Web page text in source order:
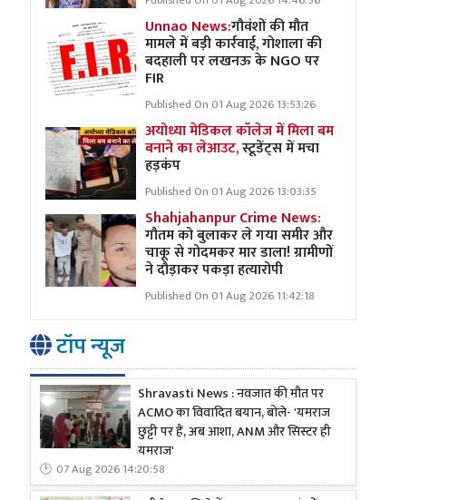
Unnao News:गौवंशों की मौत
मामले में बड़ी कार्रवाई, गोशाला की
बदहाली पर लखनऊ के NGO पर
FIR
Published On 01 Aug 2026 13:53:26
अयोध्या मेडिकल कॉलेज में मिला बम
बनाने का लेआउट,स्टूडेंट्स में मचा
हड़कंप
Published On 01 Aug 2026 13:03:35
Shahjahanpur Crime News:
गौतम को बुलाकर ले गया समीर और
चाकू से गोदमकर मार डाला! ग्रामीणों
ने दौड़ाकर पकड़ा हत्यारोपी
Published On 01 Aug 2026 11:42:18
टॉप न्यूज
Shravasti News : नवजात की मौत पर
ACMO का विवादित बयान, बोले- 'यमराज
छुट्टी पर हैं, अब आशा, ANM और सिस्टर ही
यमराज'
07 Aug 2026 14:20:58